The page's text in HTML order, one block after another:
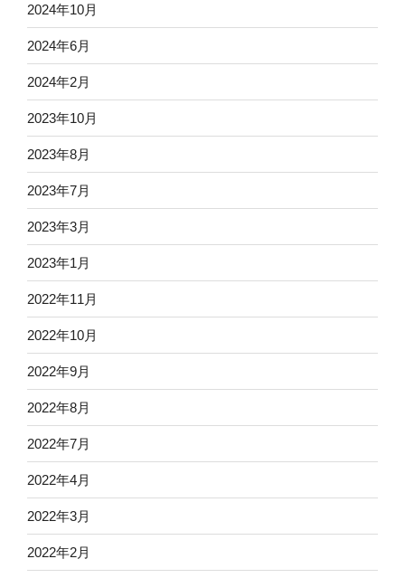
2024年10月
2024年6月
2024年2月
2023年10月
2023年8月
2023年7月
2023年3月
2023年1月
2022年11月
2022年10月
2022年9月
2022年8月
2022年7月
2022年4月
2022年3月
2022年2月